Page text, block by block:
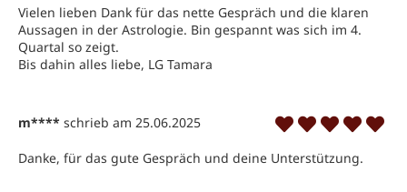
Vielen lieben Dank für das nette Gespräch und die klaren
Aussagen in der Astrologie. Bin gespannt was sich im 4.
Quartal so zeigt.
Bis dahin alles liebe, LG Tamara
m**** schrieb am 25.06.2025
Danke, für das gute Gespräch und deine Unterstützung.